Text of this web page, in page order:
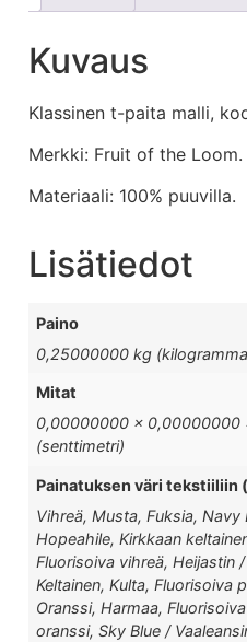
Kuvaus
Klassinen t-paita malli,
Merkki: Fruit of the Loom.
Materiaali: 100% puuvilla.
Lisätiedot
Paino
0,25000000 kg
Mitat
0,00000000 × 0,00000000
(senttimetri)
Painatuksen väri tekstiiliin
Vihreä, Musta, Fuksia, Navy
Hopeahile, Kirkkaan
Fluorisoiva vihreä, Heijastin
Keltainen, Kulta, Fluorisoiva
Oranssi, Harmaa,
oranssi, Sky Blue /